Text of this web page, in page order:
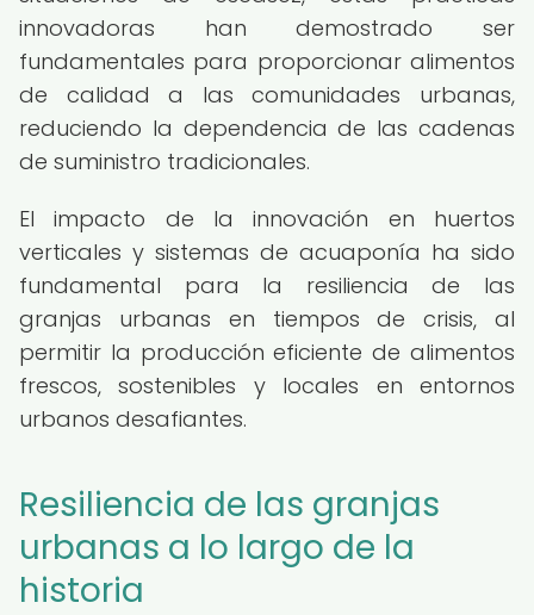
innovadoras han demostrado ser
fundamentales para proporcionar alimentos
de calidad a las comunidades urbanas,
reduciendo la dependencia de las cadenas
de suministro tradicionales.
El impacto de la innovación en huertos
verticales y sistemas de acuaponía ha sido
fundamental para la resiliencia de las
granjas urbanas en tiempos de crisis, al
permitir la producción eficiente de alimentos
frescos, sostenibles y locales en entornos
urbanos desafiantes.
Resiliencia de las granjas
urbanas a lo largo de la
historia